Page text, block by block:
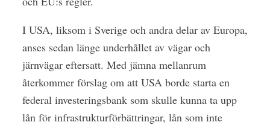
I USA, liksom i Sverige och andra delar av Europa,
anses sedan länge underhållet av vägar och
järnvägar eftersatt. Med jämna mellanrum
återkommer förslag om att USA borde starta en
federal investeringsbank som skulle kunna ta upp
lån för infrastrukturförbättringar, lån som inte